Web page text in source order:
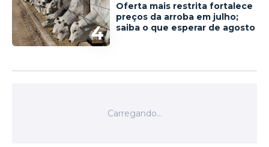
4
Oferta mais restrita fortalece
preços da arroba em julho;
saiba o que esperar de agosto